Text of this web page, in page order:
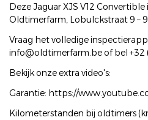
Deze Jaguar XJS V12
Oldtimerfarm, Lobulckstraat 9 –
Vraag het volledige
info@oldtimerfarm.be of bel +32
Bekijk onze extra video's:
Garantie: https://
Kilometerstanden bij oldtimers